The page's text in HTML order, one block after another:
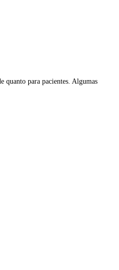
quanto para pacientes. Algumas